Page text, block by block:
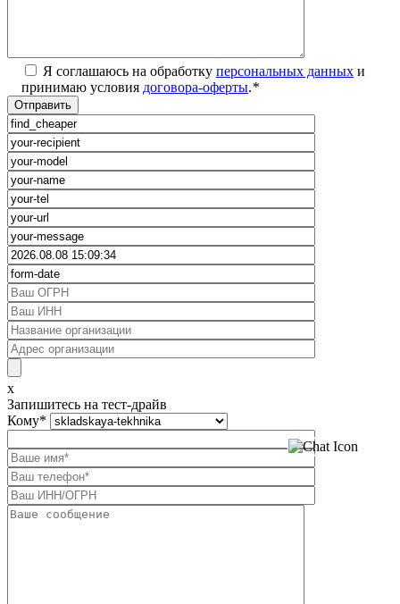
Я соглашаюсь на обработку персональных данных и
принимаю условия договора-оферты.*
x
Запишитесь на тест-драйв
Кому*